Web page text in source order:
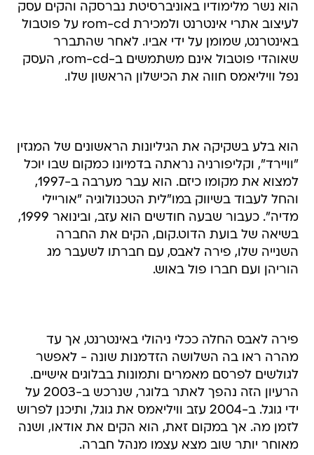
הוא נשר מלימודיו באוניברסיטת נברסקה והקים עסק
לעיצוב אתרי אינטרנט ולמכירת rom-cd על פוטבול
באינטרנט, שמומן על ידי אביו. לאחר שהתברר
שאוהדי פוטבול אינם משתמשים ב-rom-cd, העסק
נפל וויליאמס חווה את הכישלון הראשון שלו.
הוא בלע בשקיקה את הגיליונות הראשונים של המגזין
"וויירד", וקליפורניה נראתה בדמיונו כמקום שבו יוכל
למצוא את מקומו כיזם. הוא עבר מערבה ב-1997,
והחל לעבוד בשיווק במו"לית הטכנולוגיה "אוריילי
מדיה". כעבור שבעה חודשים הוא עזב, ובינואר 1999,
בשיאה של בועת הדוט.קום, הקים את החברה
השנייה שלו, פירה לאבס, עם חברתו לשעבר מג
הוריהן ועם חברו פול באוש.
פירה לאבס החלה ככלי ניהולי באינטרנט, אך עד
מהרה ראו בה השלושה הזדמנות שונה - לאפשר
לגולשים לפרסם מאמרים ותמונות בבלוגים אישיים.
הרעיון הזה נהפך לאתר בלוגר, שנרכש ב-2003 על
ידי גוגל. ב-2004 עזב וויליאמס את גוגל, ותיכנן לפרוש
לזמן מה. אך במקום זאת, הוא הקים את אודאו, ושנה
מאוחר יותר שוב מצא עצמו מנהל חברה.